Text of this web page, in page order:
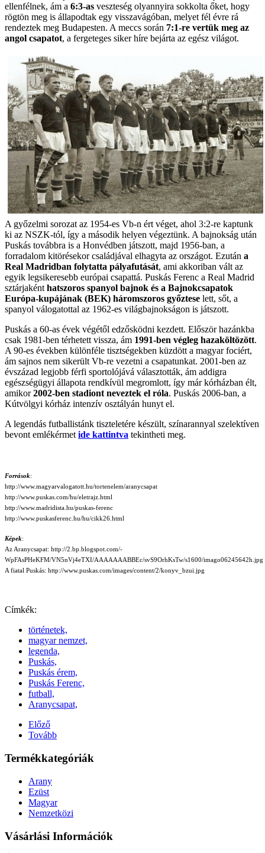
ellenfélnek, ám a 6:3-as veszteség olyannyira sokkolta őket, hogy
rögtön meg is állapodtak egy visszavágóban, melyet fél évre rá
rendeztek meg Budapesten. A meccs során 7:1-re vertük meg az
angol csapatot, a fergeteges siker híre bejárta az egész világot.
A győzelmi sorozat az 1954-es Vb-n ért véget, ahol 3:2-re kaptunk
ki az NSZK-tól, így a második helyen végeztünk. A bajnokság után
Puskás továbbra is a Honvédben játszott, majd 1956-ban, a
forradalom kitörésekor családjával elhagyta az országot. Ezután a
Real Madridban folytatta pályafutását, ami akkoriban vált az
egyik legsikeresebb európai csapattá. Puskás Ferenc a Real Madrid
sztárjaként hatszoros spanyol bajnok és a Bajnokcsapatok
Európa-kupájának (BEK) háromszoros győztese lett, sőt, a
spanyol válogatottal az 1962-es világbajnokságon is játszott.
Puskás a 60-as évek végétől edzősködni kezdett. Először hazánkba
csak 1981-ben térhetett vissza, ám 1991-ben végleg hazaköltözött.
A 90-es években különféle tisztségekben küzdött a magyar fociért,
ám sajnos nem sikerült Vb-re vezetni a csapatunkat. 2001-ben az
évszázad legjobb férfi sportolójává választották, ám addigra
egészségügyi állapota rendkívül megromlott, így már kórházban élt,
amikor2002-ben stadiont neveztek el róla. Puskás 2006-ban, a
Kútvölgyi kórház intenzív osztályán hunyt el.
A legendás futballistánk tiszteletére készült, színarannyal szelektíven
bevont emlékérmet ide kattintva tekintheti meg.
Források:
http://www.magyarvalogatott.hu/tortenelem/aranycsapat
http://www.puskas.com/hu/eletrajz.html
http://www.madridista.hu/puskas-ferenc
http://www.puskasferenc.hu/hu/cikk26.html
Képek:
Az Aranycsapat: http://2.bp.blogspot.com/-
WpFAsPHeKFM/VN5nVj4eTXI/AAAAAAABBEc/svS9OrhKsTw/s1600/imago06245642h.jpg
A fiatal Puskás: http://www.puskas.com/images/content/2/konyv_bzui.jpg
Címkék:
történetek,
magyar nemzet,
legenda,
Puskás,
Puskás érem,
Puskás Ferenc,
futball,
Aranycsapat,
Előző
Tovább
Termékkategóriák
Arany
Ezüst
Magyar
Nemzetközi
Vásárlási Információk